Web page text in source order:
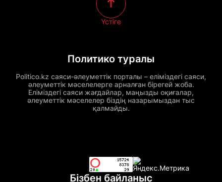
Политико туралы
Politico.kz саяси-әлеуметтік порталы – еліміздегі саяси,
әлеуметтік мәселелерге арналған бірегей жоба.
Еліміздегі саяси жағдайлар, маңызды оқиғалар,
әлеуметтік мәселелер біздің назарымыздан тыс
қалмайды.
Үстіге
Бізбен байланыс